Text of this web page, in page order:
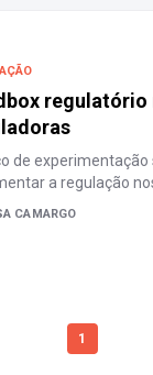
regulatório
de
a regulação
CAMARGO
1